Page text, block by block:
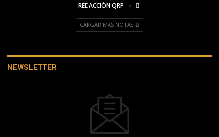
REDACCIÓN QRP
CARGAR MÁS NOTAS
NEWSLETTER